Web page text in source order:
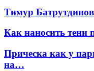
Тимур
Как наносить тени
Прическа как у
на…